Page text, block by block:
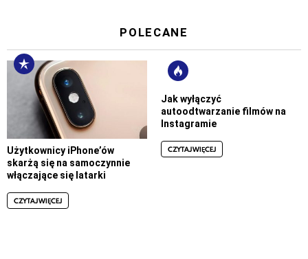
POLECANE
Użytkownicy iPhone’ów
skarżą się na samoczynnie
włączające się latarki
CZYTAJ WIĘCEJ
Jak wyłączyć
autoodtwarzanie filmów na
Instagramie
CZYTAJ WIĘCEJ